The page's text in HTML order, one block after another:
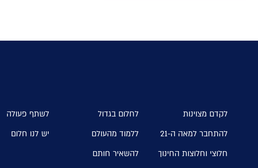
לקדם מצוינות לחלום בגדול
לשתף פעולה
להתחבר למאה ה-21 ללמוד מהעולם
יש לנו חלום
חלוצי וחלוצות החינוך להשאיר חותם